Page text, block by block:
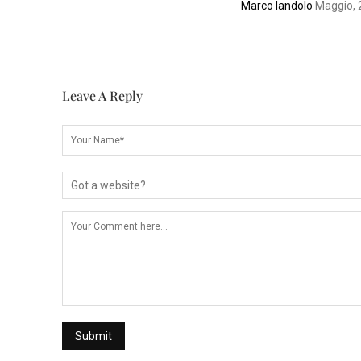
Marco Iandolo Maggio,
Leave A Reply